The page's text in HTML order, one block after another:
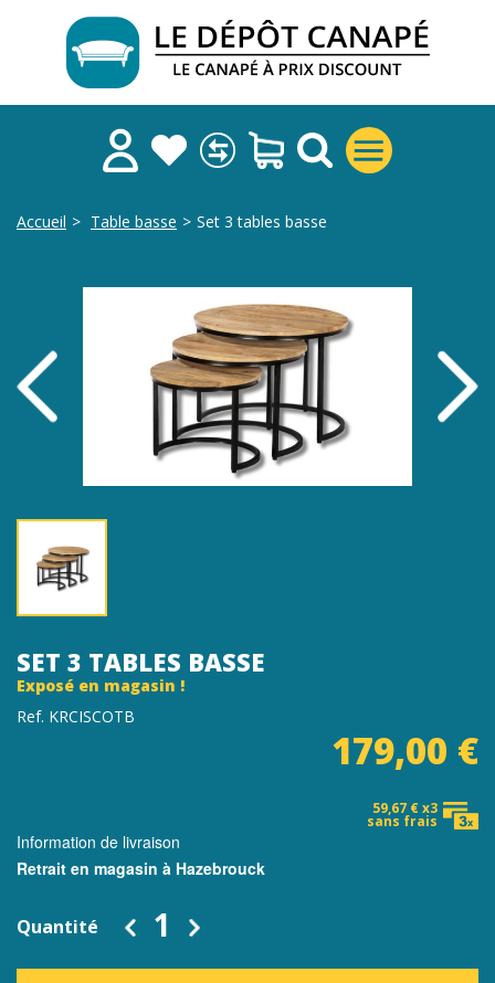
Accueil > Table basse > Set 3 tables basse
SET 3 TABLES BASSE
Exposé en magasin !
Ref. KRCISCOTB
179,00 €
59,67 € x3
sans frais
Information de livraison
Retrait en magasin à Hazebrouck
Quantité